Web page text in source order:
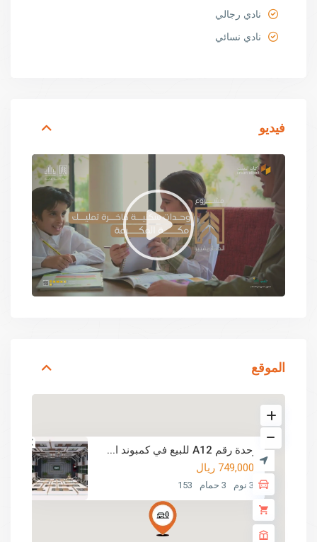
نادي رجالي
نادي نسائي
فيديو
الموقع
وحدة رقم A12 للبيع في كمبوند ا...
749,000 ريال
3 نوم 3 حمام 153